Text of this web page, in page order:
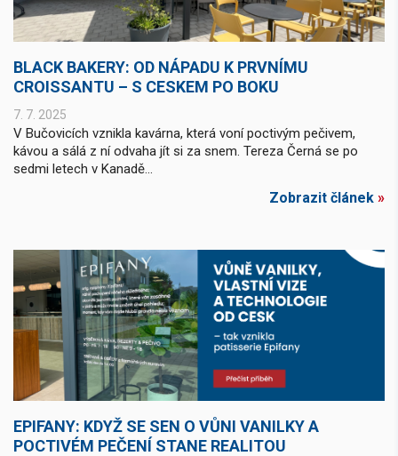
BLACK BAKERY: OD NÁPADU K PRVNÍMU
CROISSANTU – S CESKEM PO BOKU
7. 7. 2025
V Bučovicích vznikla kavárna, která voní poctivým pečivem,
kávou a sálá z ní odvaha jít si za snem. Tereza Černá se po
sedmi letech v Kanadě...
Zobrazit článek »
EPIFANY: KDYŽ SE SEN O VŮNI VANILKY A
POCTIVÉM PEČENÍ STANE REALITOU